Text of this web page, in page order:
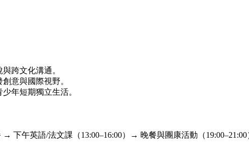
跨文化溝通。
意與國際視野。
年短期獨立生活。
下午英語/法文課（13:00–16:00）→ 晚餐與團康活動（19:00–21:00